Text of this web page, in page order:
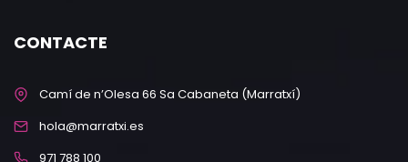
CONTACTE
Camí de n’Olesa 66 Sa Cabaneta (Marratxí)
hola@marratxi.es
971 788 100